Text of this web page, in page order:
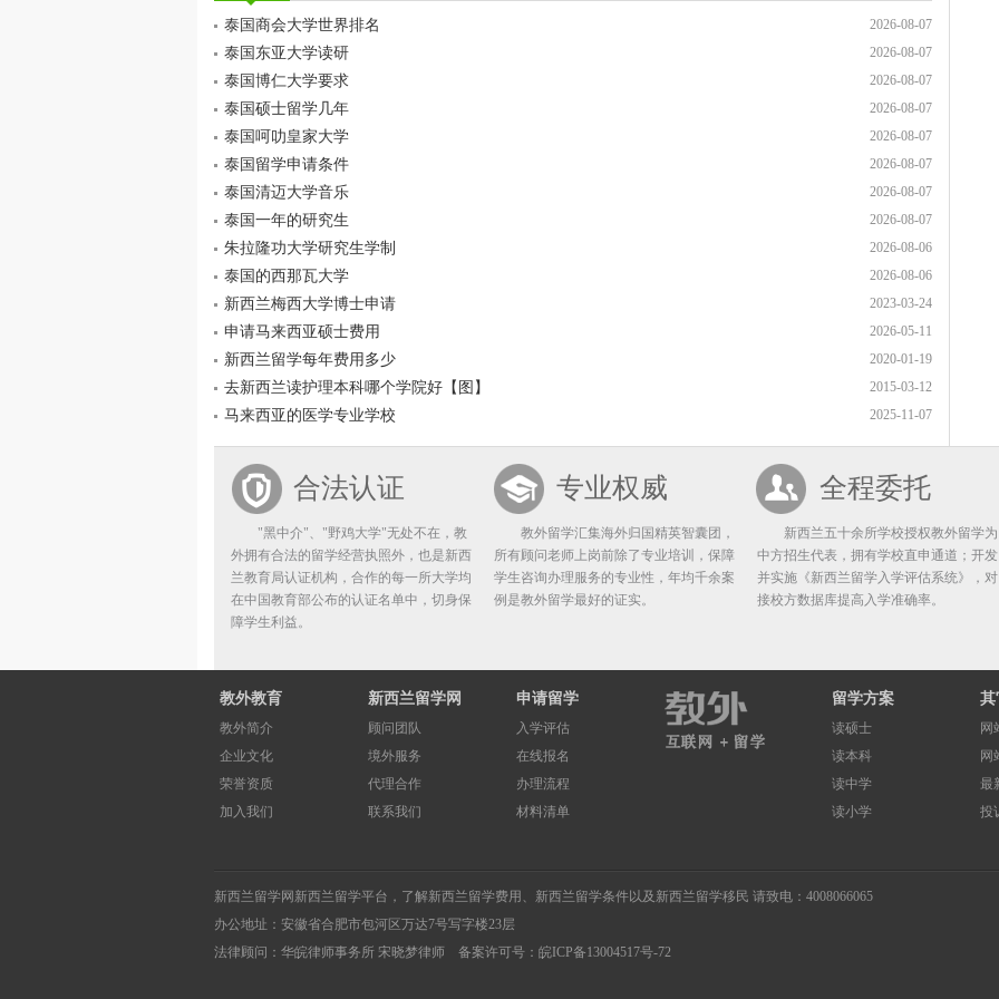
2026-08-07
泰国商会大学世界排名
2026-08-07
泰国东亚大学读研
2026-08-07
泰国博仁大学要求
2026-08-07
泰国硕士留学几年
2026-08-07
泰国呵叻皇家大学
2026-08-07
泰国留学申请条件
2026-08-07
泰国清迈大学音乐
2026-08-07
泰国一年的研究生
2026-08-06
朱拉隆功大学研究生学制
2026-08-06
泰国的西那瓦大学
2023-03-24
新西兰梅西大学博士申请
2026-05-11
申请马来西亚硕士费用
2020-01-19
新西兰留学每年费用多少
2015-03-12
去新西兰读护理本科哪个学院好【图】
2025-11-07
马来西亚的医学专业学校
合法认证
"黑中介"、"野鸡大学"无处不在，教
外拥有合法的留学经营执照外，也是新西
兰教育局认证机构，合作的每一所大学均
在中国教育部公布的认证名单中，切身保
障学生利益。
专业权威
教外留学汇集海外归国精英智囊团，
所有顾问老师上岗前除了专业培训，保障
学生咨询办理服务的专业性，年均千余案
例是教外留学最好的证实。
全程委托
新西兰五十余所学校授权教外留学为
中方招生代表，拥有学校直申通道；开发
并实施《新西兰留学入学评估系统》，对
接校方数据库提高入学准确率。
教外教育
教外简介
企业文化
荣誉资质
加入我们
新西兰留学网
顾问团队
境外服务
代理合作
联系我们
申请留学
入学评估
在线报名
办理流程
材料清单
留学方案
读硕士
读本科
读中学
读小学
其
网
网
最
投
新西兰留学网 新西兰留学平台，了解新西兰留学费用 、 新西兰留学条件以及 新西兰留学移民 请致电：4008066065
办公地址：安徽省合肥市包河区万达7号写字楼23层
法律顾问：华皖律师事务所 宋晓梦律师 备案许可号： 皖ICP备13004517号-72